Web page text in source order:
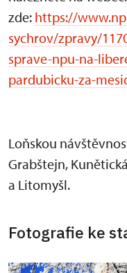
zde: https://
sychrov/zpravy/
sprave-npu-na-
pardubicku-za-
Loňskou
Grabštejn,
a Litomyšl.
Fotografie ke